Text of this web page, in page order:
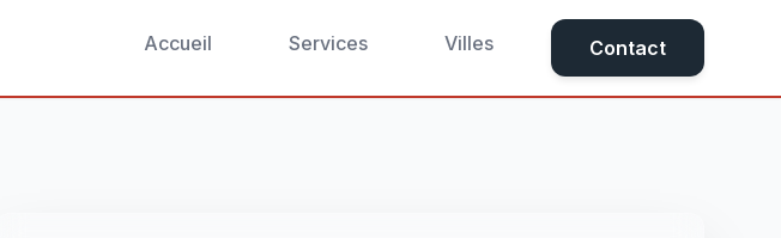
Accueil Services Villes Contact